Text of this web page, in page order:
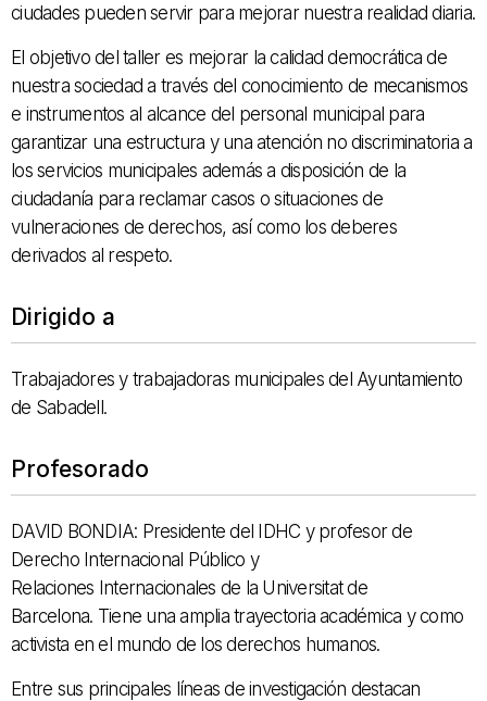
ciudades pueden servir para mejorar nuestra realidad diaria.
El objetivo del taller es mejorar la calidad democrática de
nuestra sociedad a través del conocimiento de mecanismos
e instrumentos al alcance del personal municipal para
garantizar una estructura y una atención no discriminatoria a
los servicios municipales además a disposición de la
ciudadanía para reclamar casos o situaciones de
vulneraciones de derechos, así como los deberes
derivados al respeto.
Dirigido a
Trabajadores y trabajadoras municipales del Ayuntamiento
de Sabadell.
Profesorado
DAVID BONDIA: Presidente del IDHC y profesor de
Derecho Internacional Público y
Relaciones Internacionales de la Universitat de
Barcelona. Tiene una amplia trayectoria académica y como
activista en el mundo de los derechos humanos.
Entre sus principales líneas de investigación destacan